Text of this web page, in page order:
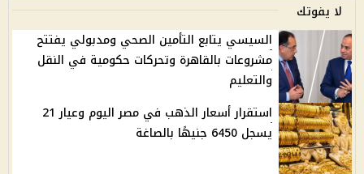
لا يفوتك
السيسي يتابع التأمين الصحي ومدبولي يفتتح
مشروعات بالقاهرة وتحركات حكومية في النقل
والتعليم
استقرار أسعار الذهب في مصر اليوم وعيار 21
يسجل 6450 جنيهًا بالصاغة